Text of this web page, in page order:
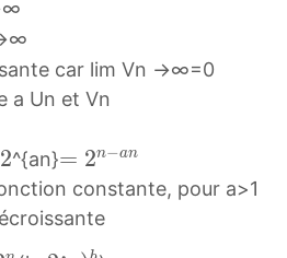
car lim Vn →∞=0
a Un et Vn
2^{an}=
2
n
= 2n−an
constante, pour a>1